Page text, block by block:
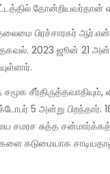
தோன்றியவர்தான்
தகவல். 2023 ஜூன் 21
சீர்திருத்தவாதியும்,
5 அன்று பிறந்தார்.
சுத்த
கடுமையாக